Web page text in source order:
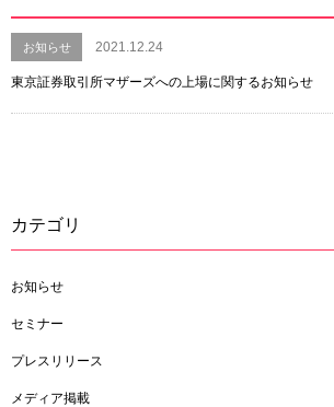
お知らせ 2021.12.24
東京証券取引所マザーズへの上場に関するお知らせ
カテゴリ
お知らせ
セミナー
プレスリリース
メディア掲載